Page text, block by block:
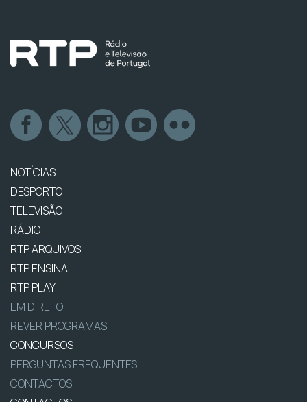
NOTÍCIAS
DESPORTO
TELEVISÃO
RÁDIO
RTP ARQUIVOS
RTP ENSINA
RTP PLAY
EM DIRETO
REVER PROGRAMAS
CONCURSOS
PERGUNTAS FREQUENTES
CONTACTOS